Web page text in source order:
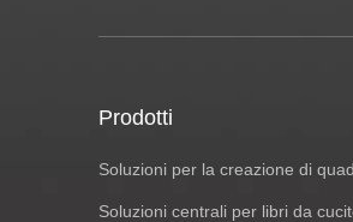
Prodotti
Soluzioni per la creazione di
Soluzioni centrali per libri da